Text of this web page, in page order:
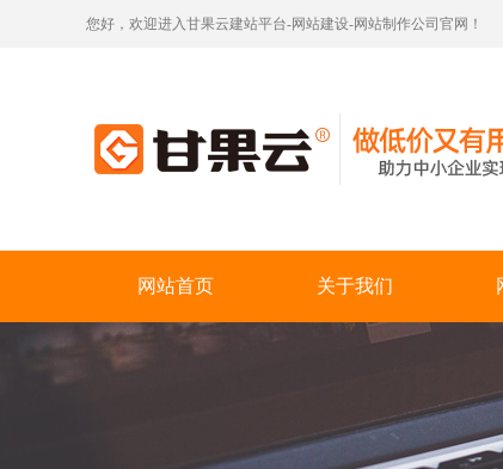
您好，欢迎进入甘果云建站平台-网站建设-网站制作公司官网！
网站首页 关于我们